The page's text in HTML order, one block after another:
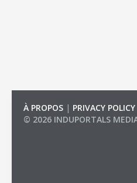
À PROPOS | PRIVACY POLICY
© 2026 INDUPORTALS